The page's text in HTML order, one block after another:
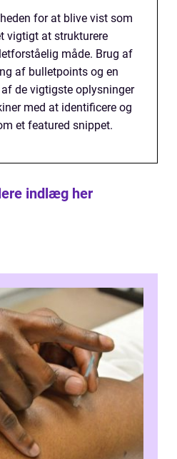
for at blive vist som
vigtigt at strukturere
måde. Brug af
af bulletpoints og en
de vigtigste oplysninger
med at identificere og
et featured snippet.
indlæg her